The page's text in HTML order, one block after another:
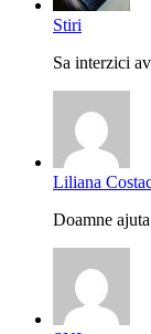
Stiri
Sa interzici
Liliana
Doamne